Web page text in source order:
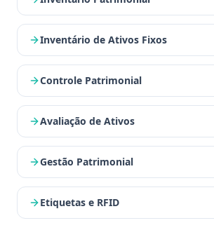
Inventário de Ativos Fixos
Controle Patrimonial
Avaliação de Ativos
Gestão Patrimonial
Etiquetas e RFID